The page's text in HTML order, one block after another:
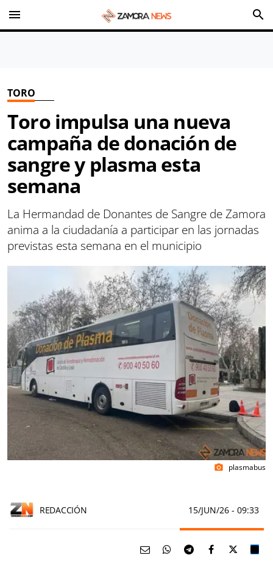
menu search
TORO
Toro impulsa una nueva
campaña de donación de
sangre y plasma esta
semana
La Hermandad de Donantes de Sangre de Zamora
anima a la ciudadanía a participar en las jornadas
previstas esta semana en el municipio
photo_camera plasmabus
REDACCIÓN 15/JUN/26 - 09:33